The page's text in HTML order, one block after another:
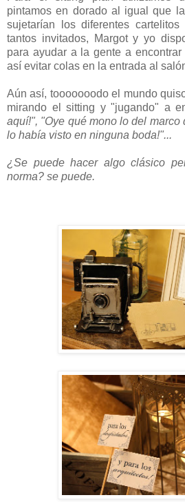
pintamos en dorado al igual que
sujetarían los diferentes
tantos invitados, Margot y yo
para ayudar a la gente a
así evitar colas en la entrada al
Aún así, tooooooodo el mundo
mirando el sitting y "jugando" a
aquí!", "Oye qué mono lo del marco
lo había visto en ninguna boda!"...
¿Se puede hacer algo clásico
norma? se puede.